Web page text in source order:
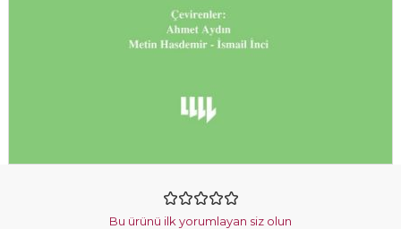
Bu ürünü ilk yorumlayan siz olun